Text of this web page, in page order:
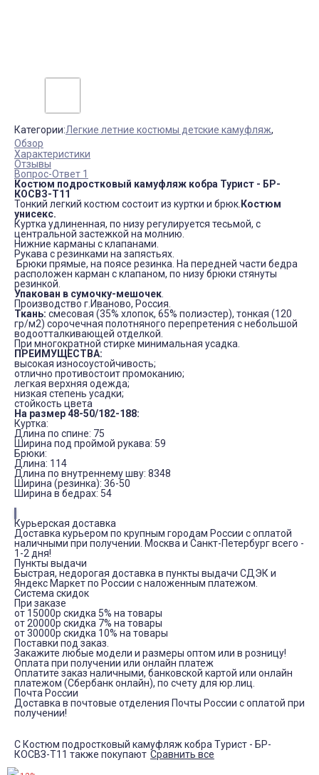
Категории:Легкие летние костюмы детские камуфляж,
Обзор
Характеристики
Отзывы
Вопрос-Ответ 1
Костюм подростковый камуфляж кобра Турист - БР-
КОСВЗ-Т11
Тонкий легкий костюм состоит из куртки и брюк. Костюм
унисекс.
Куртка удлиненная, по низу регулируется тесьмой, с
центральной застежкой на молнию.
Нижние карманы с клапанами.
Рукава с резинками на запястьях.
Брюки прямые, на поясе резинка. На передней части бедра
расположен карман с клапаном, по низу брюки стянуты
резинкой.
Упакован в сумочку-мешочек
Производство г.Иваново, Россия.
Ткань: смесовая (35% хлопок, 65% полиэстер), тонкая (120
гр/м2) сорочечная полотняного перепретения с небольшой
водоотталкивающей отделкой.
При многократной стирке минимальная усадка.
ПРЕИМУЩЕСТВА:
высокая износоустойчивость;
отлично противостоит промоканию;
легкая верхняя одежда;
низкая степень усадки;
стойкость цвета
На размер 48-50/182-188:
Куртка:
Длина по спине: 75
Ширина под проймой рукава: 59
Брюки:
Длина: 114
Длина по внутреннему шву: 8348
Ширина (резинка): 36-50
Ширина в бедрах: 54
Курьерская доставка
Доставка курьером по крупным городам России с оплатой
наличными при получении. Москва и Санкт-Петербург всего -
1-2 дня!
Пункты выдачи
Быстрая, недорогая доставка в пункты выдачи СДЭК и
Яндекс Маркет по России с наложенным платежом.
Система скидок
При заказе
от 15000р скидка 5% на товары
от 20000р скидка 7% на товары
от 30000р скидка 10% на товары
Поставки под заказ.
Закажите любые модели и размеры оптом или в розницу!
Оплата при получении или онлайн платеж
Оплатите заказ наличными, банковской картой или онлайн
платежом (Сбербанк онлайн), по счету для юр.лиц.
Почта России
Доставка в почтовые отделения Почты России с оплатой при
получении!
С Костюм подростковый камуфляж кобра Турист - БР-
КОСВЗ-Т11 также покупают Сравнить все